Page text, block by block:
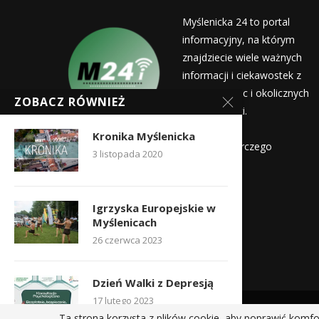
Myślenicka 24 to portal
informacyjny, na którym
znajdziecie wiele ważnych
informacji i ciekawostek z
życia Myślenic i okolicznych
miejscowości.
Myślenicka Agencja Rozwoju Gospodarczego
redakcja@myslenicka24.pl
ZOBACZ RÓWNIEŻ
Kronika Myślenicka
3 listopada 2020
Igrzyska Europejskie w
Myślenicach
26 czerwca 2023
Dzień Walki z Depresją
17 lutego 2023